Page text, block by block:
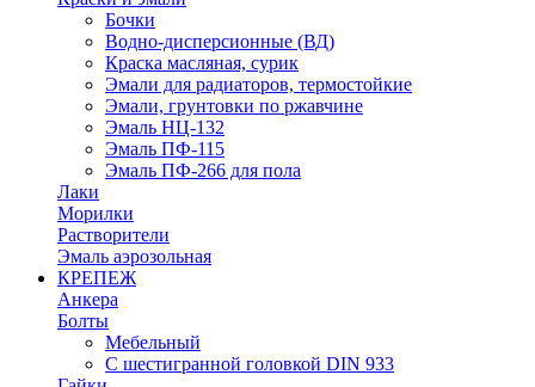
Бочки
Водно-дисперсионные (ВД)
Краска масляная, сурик
Эмали для радиаторов, термостойкие
Эмали, грунтовки по ржавчине
Эмаль НЦ-132
Эмаль ПФ-115
Эмаль ПФ-266 для пола
Лаки
Морилки
Растворители
Эмаль аэрозольная
КРЕПЕЖ
Анкера
Болты
Мебельный
С шестигранной головкой DIN 933